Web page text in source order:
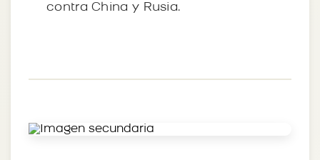
contra China y Rusia.